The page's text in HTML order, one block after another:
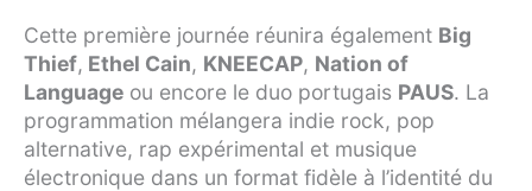
Cette première journée réunira également Big
Thief, Ethel Cain, KNEECAP, Nation of
Language ou encore le duo portugais PAUS. La
programmation mélangera indie rock, pop
alternative, rap expérimental et musique
électronique dans un format fidèle à l’identité du